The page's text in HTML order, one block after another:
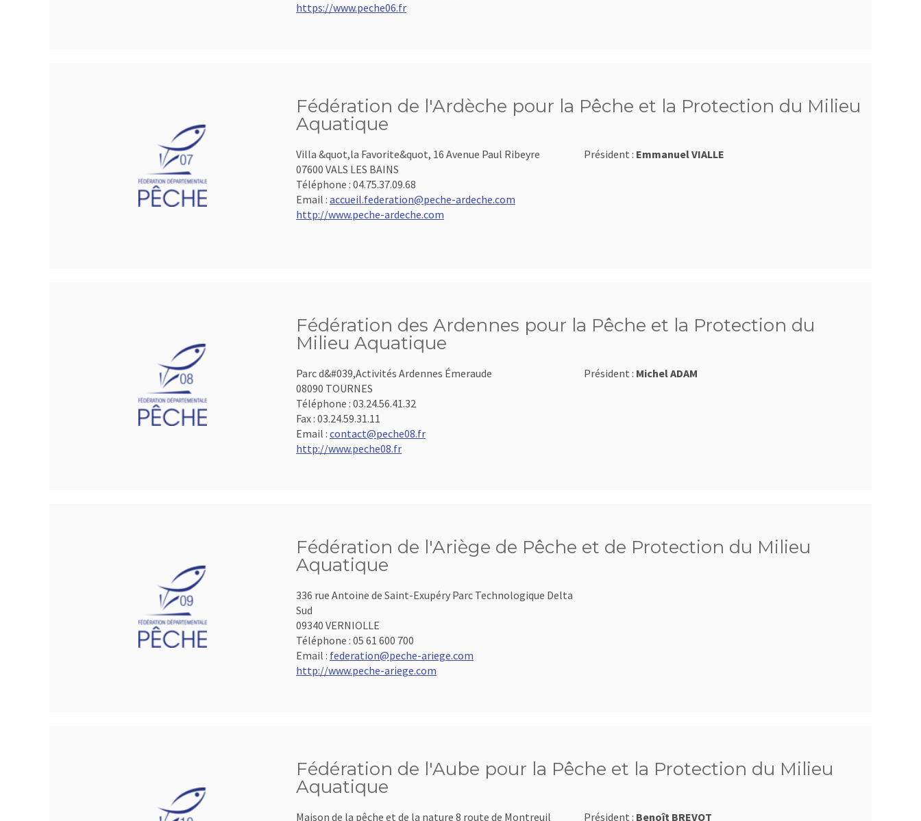
https://www.peche06.fr
Fédération de l'Ardèche pour la Pêche et la Protection du Milieu
Aquatique
Villa &quot,la Favorite&quot, 16 Avenue Paul Ribeyre
07600 VALS LES BAINS
Téléphone : 04.75.37.09.68
Email : accueil.federation@peche-ardeche.com
http://www.peche-ardeche.com
Président : Emmanuel VIALLE
Fédération des Ardennes pour la Pêche et la Protection du
Milieu Aquatique
Parc d&#039,Activités Ardennes Émeraude
08090 TOURNES
Téléphone : 03.24.56.41.32
Fax : 03.24.59.31.11
Email : contact@peche08.fr
http://www.peche08.fr
Président : Michel ADAM
Fédération de l'Ariège de Pêche et de Protection du Milieu
Aquatique
336 rue Antoine de Saint-Exupéry Parc Technologique Delta
Sud
09340 VERNIOLLE
Téléphone : 05 61 600 700
Email : federation@peche-ariege.com
http://www.peche-ariege.com
Fédération de l'Aube pour la Pêche et la Protection du Milieu
Aquatique
Maison de la pêche et de la nature 8 route de Montreuil Président : Benoît BREVOT